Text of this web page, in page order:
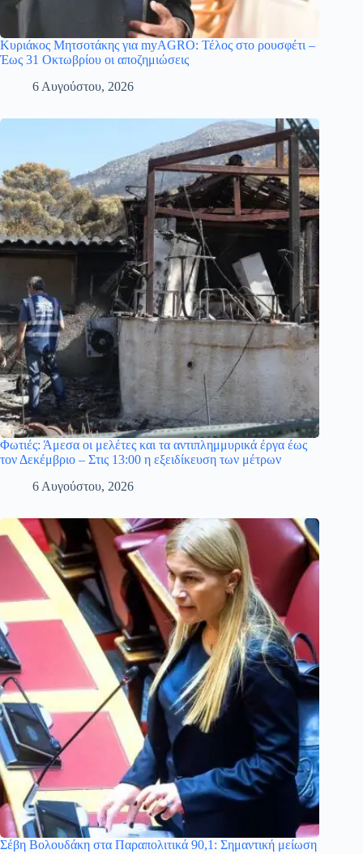
Κυριάκος Μητσοτάκης για myAGRO: Τέλος στο ρουσφέτι –
Έως 31 Οκτωβρίου οι αποζημιώσεις
6 Αυγούστου, 2026
Φωτιές: Άμεσα οι μελέτες και τα αντιπλημμυρικά έργα έως
τον Δεκέμβριο – Στις 13:00 η εξειδίκευση των μέτρων
6 Αυγούστου, 2026
Σέβη Βολουδάκη στα Παραπολιτικά 90,1: Σημαντική μείωση